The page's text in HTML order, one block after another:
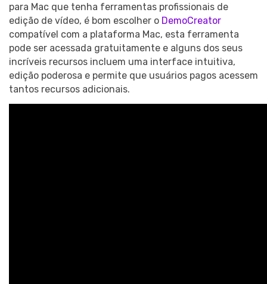
para Mac que tenha ferramentas profissionais de
edição de vídeo, é bom escolher o DemoCreator
compatível com a plataforma Mac, esta ferramenta
pode ser acessada gratuitamente e alguns dos seus
incríveis recursos incluem uma interface intuitiva,
edição poderosa e permite que usuários pagos acessem
tantos recursos adicionais.